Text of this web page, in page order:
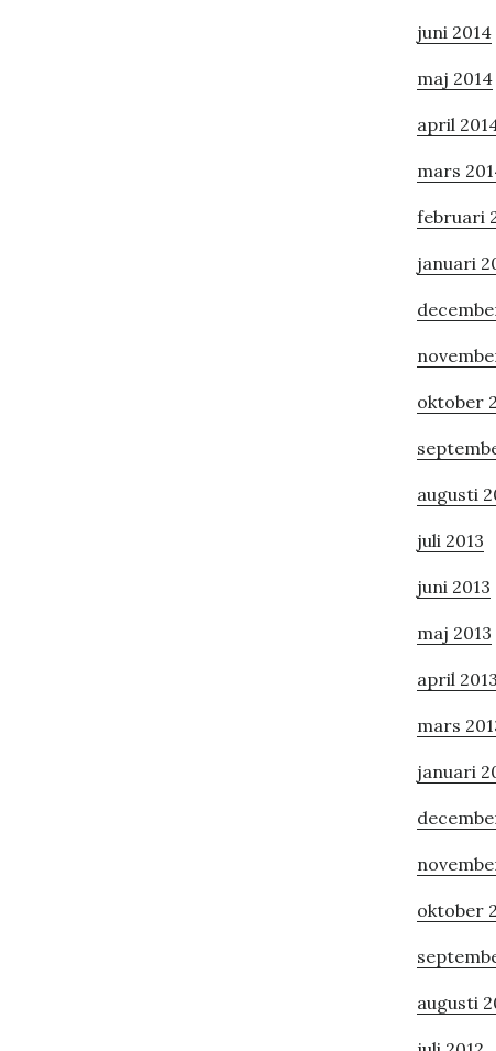
juni 2014
maj 2014
april
mars
februari
januari
oktober
augusti
juli 2013
juni 2013
maj 2013
april 2013
mars
januari
oktober
augusti